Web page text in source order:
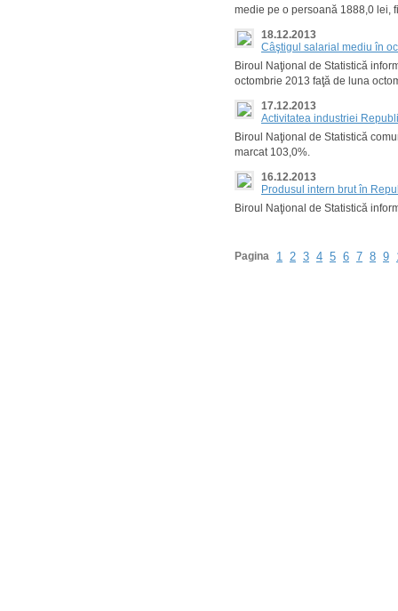
medie pe o persoană 1888,0 lei,
18.12.2013
Câştigul salarial mediu în
Biroul Naţional de Statistică
octombrie 2013 faţă de luna
17.12.2013
Activitatea industriei
Biroul Naţional de Statistică
marcat 103,0%.
16.12.2013
Produsul intern brut în
Biroul Naţional de Statistică
Pagina 1 2 3 4 5 6 7 8 9